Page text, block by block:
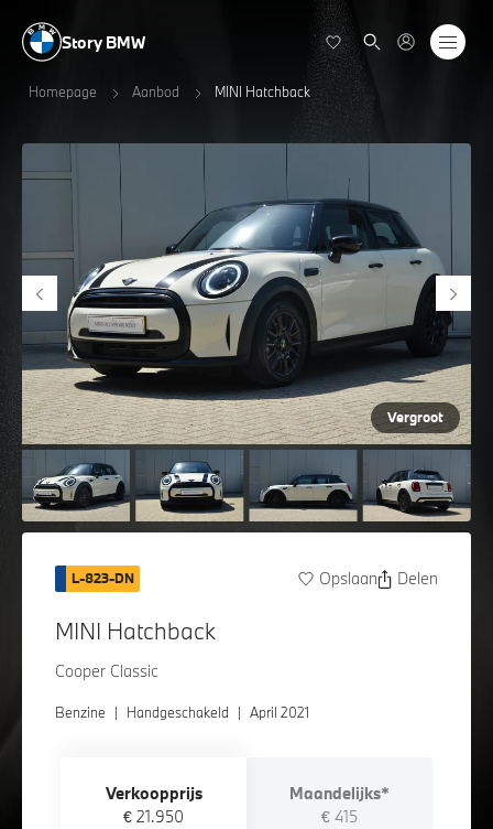
Story BMW
Homepage Aanbod MINI Hatchback
Vergroot
L-823-DN Opslaan Delen
MINI Hatchback
Cooper Classic
Benzine | Handgeschakeld | April 2021
Verkoopprijs
€ 21.950
Maandelijks*
€ 415